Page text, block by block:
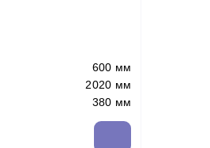
600 мм
2020 мм
380 мм